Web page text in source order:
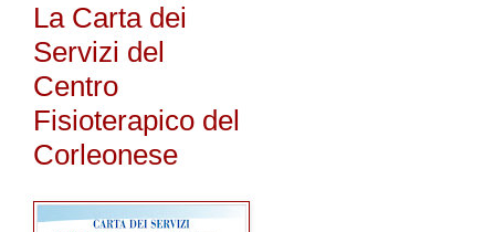
La Carta dei
Servizi del
Centro
Fisioterapico del
Corleonese